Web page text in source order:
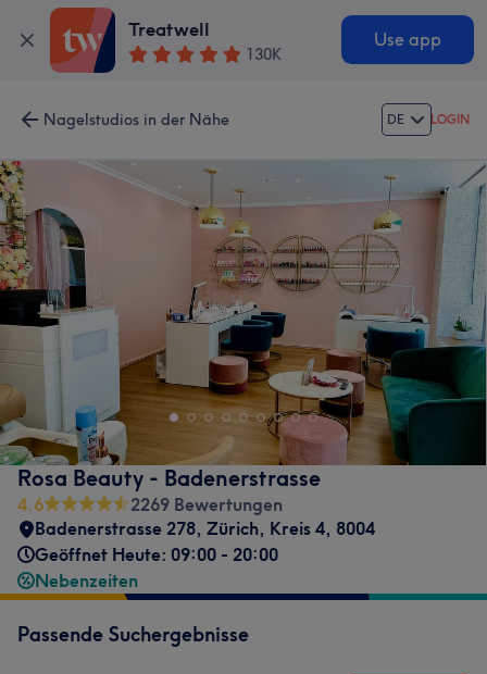
Treatwell
130K
Use app
Nagelstudios in der Nähe DE LOGIN
Rosa Beauty - Badenerstrasse
4.6
2269 Bewertungen
Badenerstrasse 278, Zürich, Kreis 4, 8004
Geöffnet Heute: 09:00 - 20:00
Nebenzeiten
Passende Suchergebnisse